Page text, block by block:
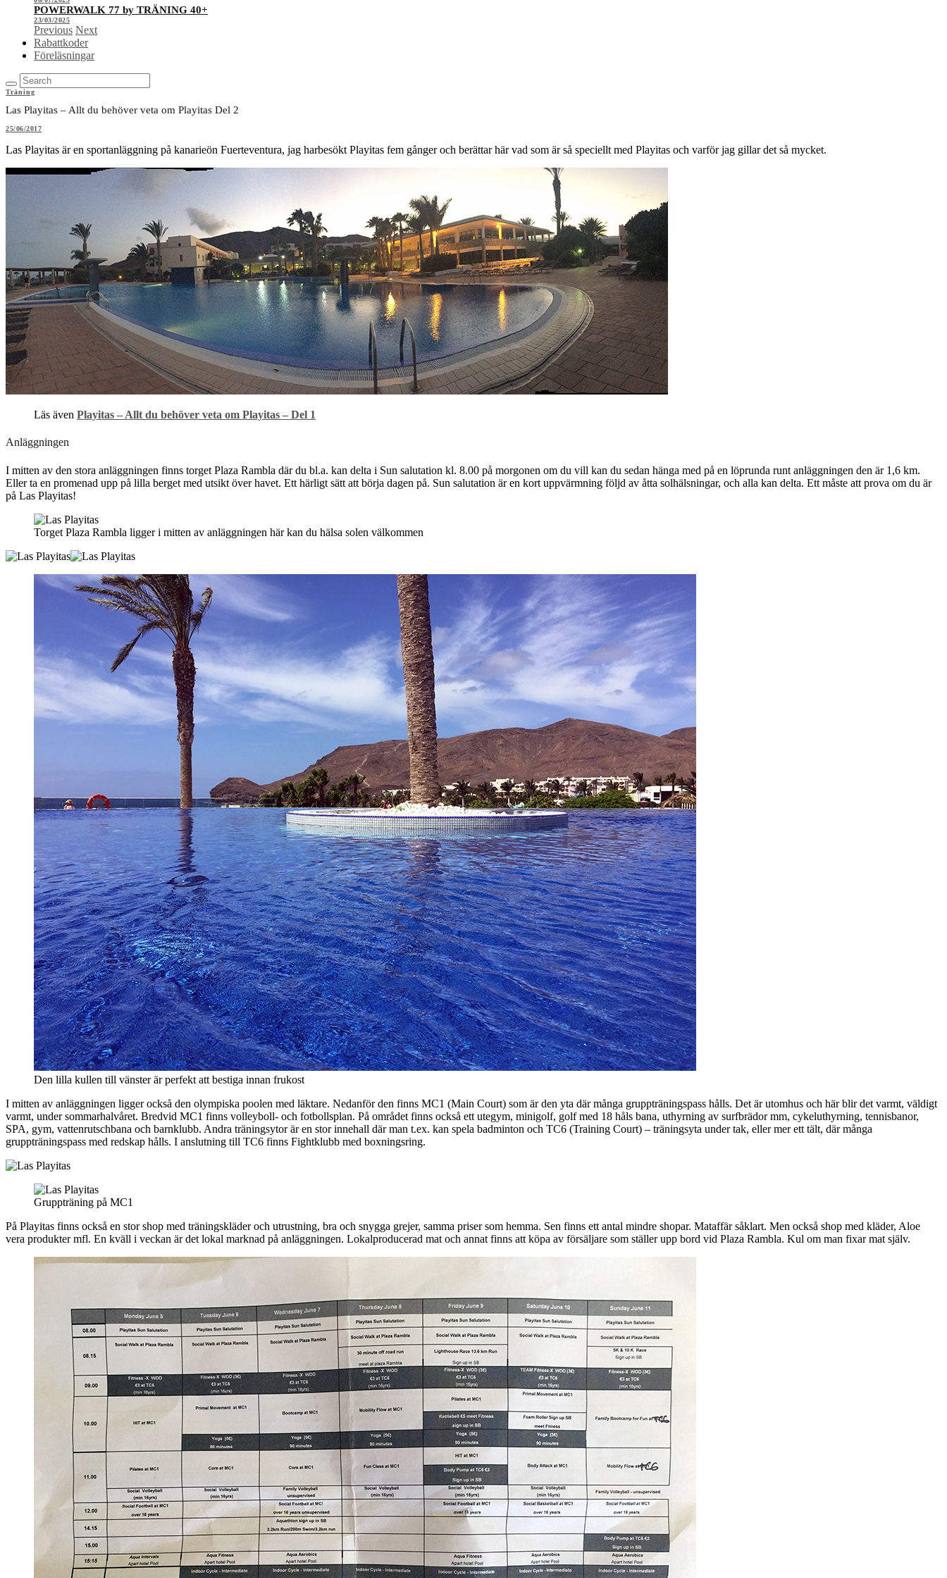
POWERWALK 77 by TRÄNING 40+
23/03/2025
Previous Next
Rabattkoder
Föreläsningar
Träning
Las Playitas – Allt du behöver veta om Playitas Del 2
25/06/2017
Las Playitas är en sportanläggning på kanarieön Fuerteventura, jag harbesökt Playitas fem gånger och berättar här vad som är så speciellt med Playitas och varför jag gillar det så mycket.
Läs även Playitas – Allt du behöver veta om Playitas – Del 1
Anläggningen
I mitten av den stora anläggningen finns torget Plaza Rambla där du bl.a. kan delta i Sun salutation kl. 8.00 på morgonen om du vill kan du sedan hänga med på en löprunda runt anläggningen den är 1,6 km.
Eller ta en promenad upp på lilla berget med utsikt över havet. Ett härligt sätt att börja dagen på. Sun salutation är en kort uppvärmning följd av åtta solhälsningar, och alla kan delta. Ett måste att prova om du är
på Las Playitas!
Torget Plaza Rambla ligger i mitten av anläggningen här kan du hälsa solen välkommen
Den lilla kullen till vänster är perfekt att bestiga innan frukost
I mitten av anläggningen ligger också den olympiska poolen med läktare. Nedanför den finns MC1 (Main Court) som är den yta där många gruppträningspass hålls. Det är utomhus och här blir det varmt, väldigt
varmt, under sommarhalvåret. Bredvid MC1 finns volleyboll- och fotbollsplan. På området finns också ett utegym, minigolf, golf med 18 håls bana, uthyrning av surfbrädor mm, cykeluthyrning, tennisbanor,
SPA, gym, vattenrutschbana och barnklubb. Andra träningsytor är en stor innehall där man t.ex. kan spela badminton och TC6 (Training Court) – träningsyta under tak, eller mer ett tält, där många
gruppträningspass med redskap hålls. I anslutning till TC6 finns Fightklubb med boxningsring.
Gruppträning på MC1
På Playitas finns också en stor shop med träningskläder och utrustning, bra och snygga grejer, samma priser som hemma. Sen finns ett antal mindre shopar. Mataffär såklart. Men också shop med kläder, Aloe
vera produkter mfl. En kväll i veckan är det lokal marknad på anläggningen. Lokalproducerad mat och annat finns att köpa av försäljare som ställer upp bord vid Plaza Rambla. Kul om man fixar mat själv.